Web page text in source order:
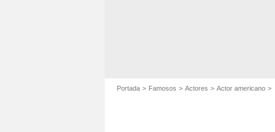
Portada Famosos Actores Actor americano